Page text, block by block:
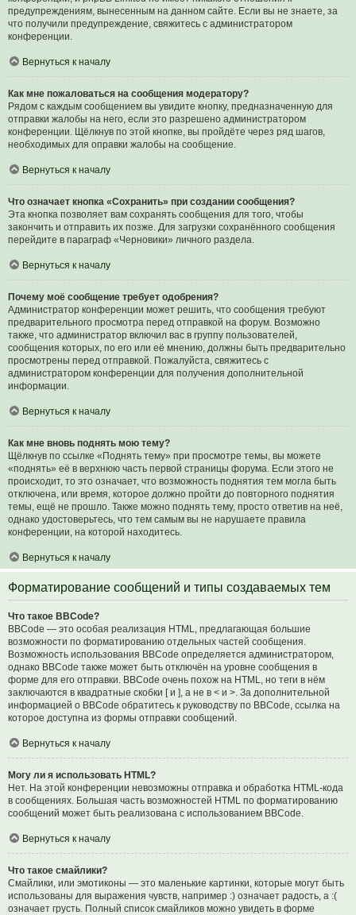
предупреждениям, вынесенным на данном сайте. Если вы не знаете, за
что получили предупреждение, свяжитесь с администратором
конференции.
Вернуться к началу
Как мне пожаловаться на сообщения модератору?
Рядом с каждым сообщением вы увидите кнопку, предназначенную для
отправки жалобы на него, если это разрешено администратором
конференции. Щёлкнув по этой кнопке, вы пройдёте через ряд шагов,
необходимых для оправки жалобы на сообщение.
Вернуться к началу
Что означает кнопка «Сохранить» при создании сообщения?
Эта кнопка позволяет вам сохранять сообщения для того, чтобы
закончить и отправить их позже. Для загрузки сохранённого сообщения
перейдите в параграф «Черновики» личного раздела.
Вернуться к началу
Почему моё сообщение требует одобрения?
Администратор конференции может решить, что сообщения требуют
предварительного просмотра перед отправкой на форум. Возможно
также, что администратор включил вас в группу пользователей,
сообщения которых, по его или её мнению, должны быть предварительно
просмотрены перед отправкой. Пожалуйста, свяжитесь с
администратором конференции для получения дополнительной
информации.
Вернуться к началу
Как мне вновь поднять мою тему?
Щёлкнув по ссылке «Поднять тему» при просмотре темы, вы можете
«поднять» её в верхнюю часть первой страницы форума. Если этого не
происходит, то это означает, что возможность поднятия тем могла быть
отключена, или время, которое должно пройти до повторного поднятия
темы, ещё не прошло. Также можно поднять тему, просто ответив на неё,
однако удостоверьтесь, что тем самым вы не нарушаете правила
конференции, на которой находитесь.
Вернуться к началу
Форматирование сообщений и типы создаваемых тем
Что такое BBCode?
BBCode — это особая реализация HTML, предлагающая большие
возможности по форматированию отдельных частей сообщения.
Возможность использования BBCode определяется администратором,
однако BBCode также может быть отключён на уровне сообщения в
форме для его отправки. BBCode очень похож на HTML, но теги в нём
заключаются в квадратные скобки [ и ], а не в < и >. За дополнительной
информацией о BBCode обратитесь к руководству по BBCode, ссылка на
которое доступна из формы отправки сообщений.
Вернуться к началу
Могу ли я использовать HTML?
Нет. На этой конференции невозможны отправка и обработка HTML-кода
в сообщениях. Большая часть возможностей HTML по форматированию
сообщений может быть реализована с использованием BBCode.
Вернуться к началу
Что такое смайлики?
Смайлики, или эмотиконы — это маленькие картинки, которые могут быть
использованы для выражения чувств, например :) означает радость, а :(
означает грусть. Полный список смайликов можно увидеть в форме